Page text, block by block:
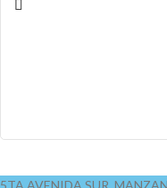
5TA AVENIDA SUR,